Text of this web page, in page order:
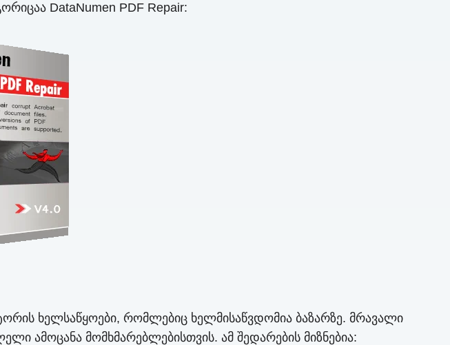
DataNumen PDF Repair:
ხელსაწყოები, რომლებიც ხელმისაწვდომია ბაზარზე. მრავალი
ამოცანა მომხმარებლებისთვის. ამ შედარების მიზნებია: